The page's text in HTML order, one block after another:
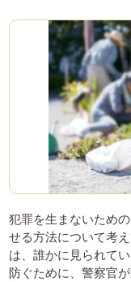
犯罪を生まないため
せる方法について考
は、誰かに見られて
防ぐために、警察官